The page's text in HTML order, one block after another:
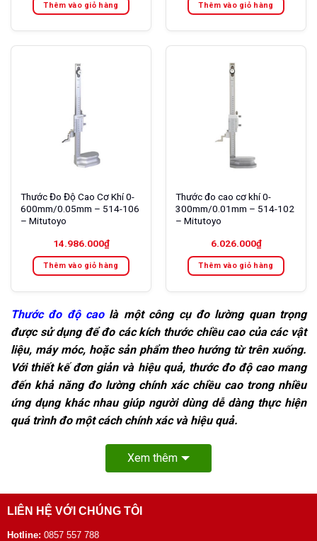
Thêm vào giỏ hàng Thêm vào giỏ hàng
Thước Đo Độ Cao Cơ Khí 0-
600mm/0.05mm – 514-106
– Mitutoyo
14.986.000₫
Thêm vào giỏ hàng
Thước đo cao cơ khí 0-
300mm/0.01mm – 514-102
– Mitutoyo
6.026.000₫
Thêm vào giỏ hàng
Thước đo độ caolà một công cụ đo lường quan trọng
được sử dụng để đo các kích thước chiều cao của các vật
liệu, máy móc, hoặc sản phẩm theo hướng từ trên xuống.
Với thiết kế đơn giản và hiệu quả, thước đo độ cao mang
đến khả năng đo lường chính xác chiều cao trong nhiều
ứng dụng khác nhau giúp người dùng dễ dàng thực hiện
quá trình đo một cách chính xác và hiệu quả.
Xem thêm
LIÊN HỆ VỚI CHÚNG TÔI
Hotline: 0857 557 788